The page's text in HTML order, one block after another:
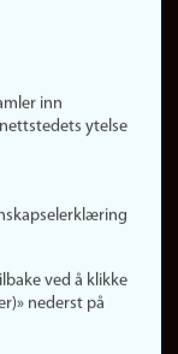
inn
ytelse
ved å klikke
nederst på